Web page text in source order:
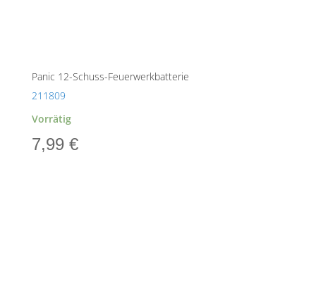
Panic 12-Schuss-Feuerwerkbatterie
211809
Vorrätig
7,99 €